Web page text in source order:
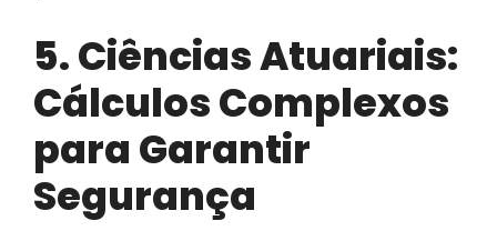
5. Ciências Atuariais:
Cálculos Complexos
para Garantir
Segurança